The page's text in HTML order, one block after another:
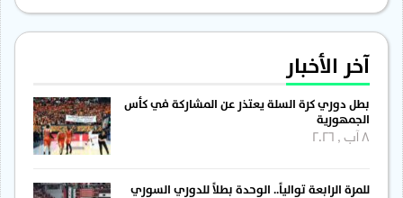
آخر الأخبار
بطل دوري كرة السلة يعتذر عن المشاركة في كأس
الجمهورية
للمرة الرابعة توالياً.. الوحدة بطلاً للدوري السوري